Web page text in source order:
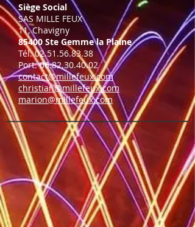
Siège Social
SAS MILLE FEUX
11, Chavigny
85400 Ste Gemme la Plaine
Tél.02.51.56.83.38
Port:06.82.30.40.02
contact@millefeux.com
christian@millefeux.com
marion@millefeux.com